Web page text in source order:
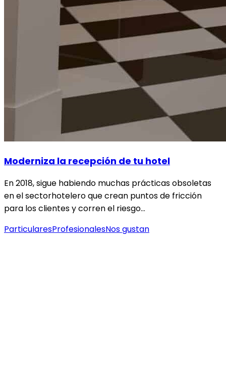
Moderniza la recepción de tu hotel
En 2018, sigue habiendo muchas prácticas obsoletas
en el sectorhotelero que crean puntos de fricción
para los clientes y corren el riesgo…
ParticularesProfesionalesNos gustan